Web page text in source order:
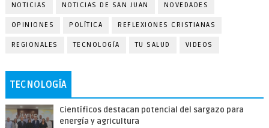
NOTICIAS NOTICIAS DE SAN JUAN NOVEDADES
OPINIONES POLÍTICA REFLEXIONES CRISTIANAS
REGIONALES TECNOLOGÍA TU SALUD VIDEOS
TECNOLOGÍA
Científicos destacan potencial del sargazo para
energía y agricultura